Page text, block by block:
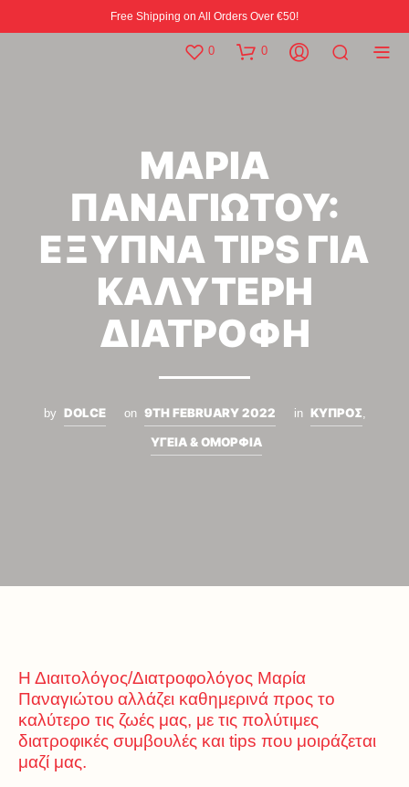
Free Shipping on All Orders Over €50!
0 0
ΜΑΡΙΑ
ΠΑΝΑΓΙΩΤΟΥ:
ΕΞΥΠΝΑ TIPS ΓΙΑ
ΚΑΛΥΤΕΡΗ
ΔΙΑΤΡΟΦΗ
by DOLCE on 9TH FEBRUARY 2022 in ΚΥΠΡΟΣ,
ΥΓΕΙΑ & ΟΜΟΡΦΙΑ
Η Διαιτολόγος/Διατροφολόγος Μαρία
Παναγιώτου αλλάζει καθημερινά προς το
καλύτερο τις ζωές μας, με τις πολύτιμες
διατροφικές συμβουλές και tips που μοιράζεται
μαζί μας.